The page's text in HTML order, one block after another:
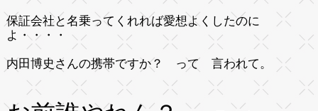
保証会社と名乗ってくれれば愛想よくしたのに
よ・・・・
内田博史さんの携帯ですか？ って 言われて。